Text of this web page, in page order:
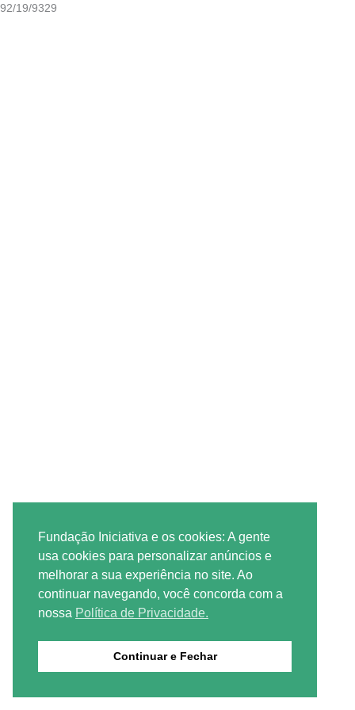
92/19/9329
Fundação Iniciativa e os cookies: A gente
usa cookies para personalizar anúncios e
melhorar a sua experiência no site. Ao
continuar navegando, você concorda com a
nossa Política de Privacidade.
Continuar e Fechar